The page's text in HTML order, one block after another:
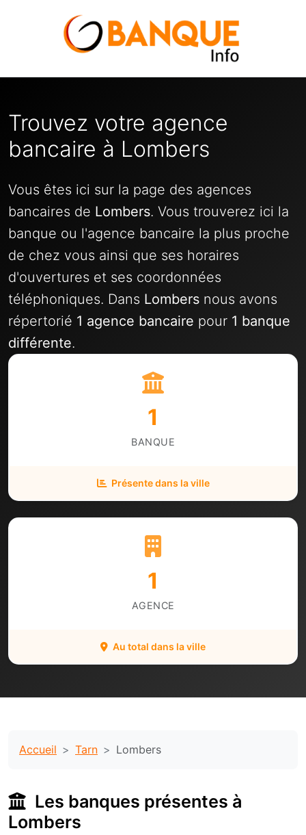
Trouvez votre agence
bancaire à Lombers
Vous êtes ici sur la page des agences
bancaires de Lombers. Vous trouverez ici la
banque ou l'agence bancaire la plus proche
de chez vous ainsi que ses horaires
d'ouvertures et ses coordonnées
téléphoniques. Dans Lombers nous avons
répertorié 1 agence bancaire pour 1 banque
différente.
1
BANQUE
Présente dans la ville
1
AGENCE
Au total dans la ville
Accueil Tarn Lombers
Les banques présentes à
Lombers